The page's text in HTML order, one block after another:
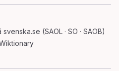
svenska.se (SAOL · SO · SAOB)